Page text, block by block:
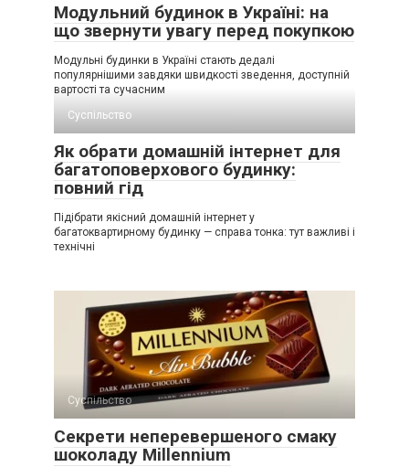
Модульний будинок в Україні: на
що звернути увагу перед покупкою
Модульні будинки в Україні стають дедалі
популярнішими завдяки швидкості зведення, доступній
вартості та сучасним
Суспільство
Як обрати домашній інтернет для
багатоповерхового будинку:
повний гід
Підібрати якісний домашній інтернет у
багатоквартирному будинку — справа тонка: тут важливі і
технічні
Суспільство
Секрети неперевершеного смаку
шоколаду Millennium